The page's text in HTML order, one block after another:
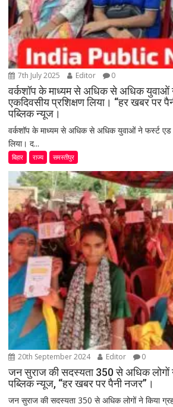
7th July 2025 Editor 0
वर्कशॉप के माध्यम से अधिक से अधिक युवाओं
एकदिवसीय प्रशिक्षण लिया। “हर खबर पर
पब्लिक न्यूज।
वर्कशॉप के माध्यम से अधिक से अधिक युवाओं ने फर्स्ट एड
लिया। द...
बिहार राज्य समस्तीपुर
20th September 2024 Editor 0
जन सुराज की सदस्यता 350 से अधिक लोगों
पब्लिक न्यूज, “हर खबर पर पैनी नजर”।
जन सुराज की सदस्यता 350 से अधिक लोगों ने किया